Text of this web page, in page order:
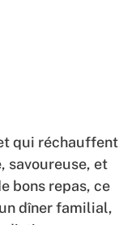
qui réchauffent
savoureuse, et
bons repas, ce
dîner familial,